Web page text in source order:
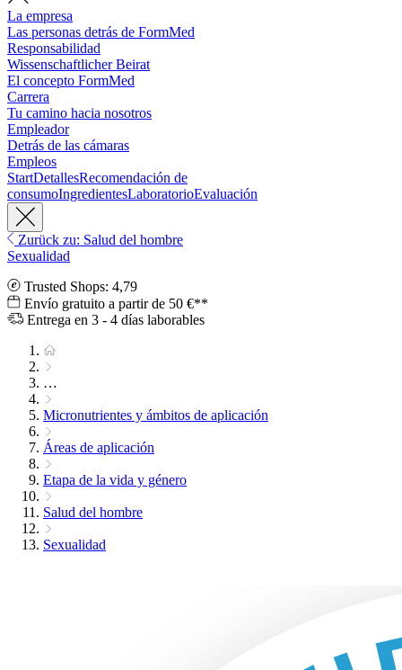
La empresa
Las personas detrás de FormMed
Responsabilidad
Wissenschaftlicher Beirat
El concepto FormMed
Carrera
Tu camino hacia nosotros
Empleador
Detrás de las cámaras
Empleos
StartDetallesRecomendación de
consumoIngredientesLaboratorioEvaluación
Zurück zu: Salud del hombre
Sexualidad
Trusted Shops: 4,79
Envío gratuito a partir de 50 €**
Entrega en 3 - 4 días laborables
…
Micronutrientes y ámbitos de aplicación
Áreas de aplicación
Etapa de la vida y género
Salud del hombre
Sexualidad